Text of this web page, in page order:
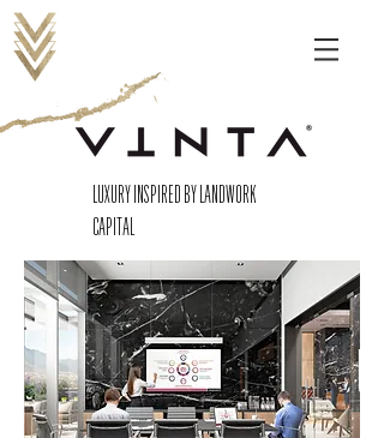
LUXURY INSPIRED BY LANDWORK
CAPITAL